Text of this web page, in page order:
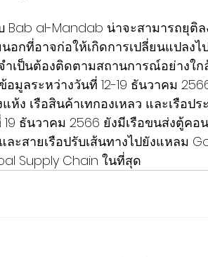
al-Mandab น่าจะสามารถยุติล
อกที่อาจก่อให้เกิดการเปลี่ยนแปลงไ
เป็นต้องติดตามสถานการณ์อย่างใก
มูลระหว่างวันที่ 12-19 ธันวาคม
ห้ง เรือสินค้าเทกองเหลว และเรือป
ธันวาคม 2566 ยังมีเรือขนส่งตู้คอ
สายเรือปรับเส้นทางไปยังแหลม
Supply Chain ในที่สุด